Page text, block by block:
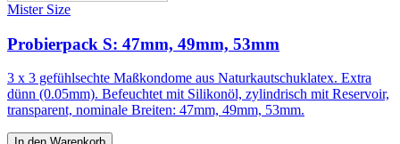
Mister Size
Probierpack S: 47mm, 49mm, 53mm
3 x 3 gefühlsechte Maßkondome aus Naturkautschuklatex. Extra
dünn (0.05mm). Befeuchtet mit Silikonöl, zylindrisch mit Reservoir,
transparent, nominale Breiten: 47mm, 49mm, 53mm.